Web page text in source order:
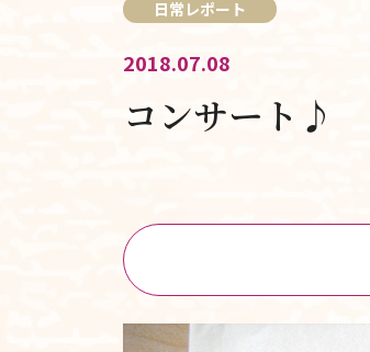
日常レポート
2018.07.08
コンサート♪